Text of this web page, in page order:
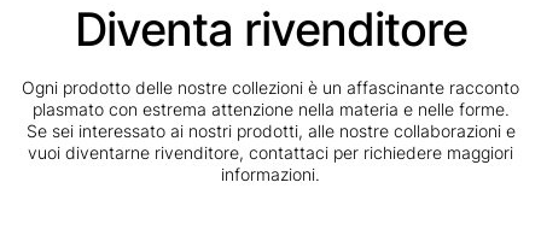
Diventa rivenditore
Ogni prodotto delle nostre collezioni è un affascinante racconto
plasmato con estrema attenzione nella materia e nelle forme.
Se sei interessato ai nostri prodotti, alle nostre collaborazioni e
vuoi diventarne rivenditore, contattaci per richiedere maggiori
informazioni.